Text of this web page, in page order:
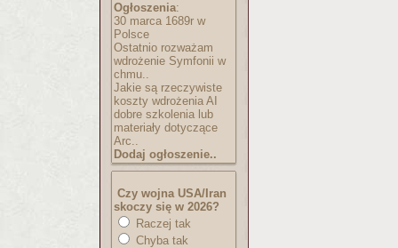
Ogłoszenia:
30 marca 1689r w
Polsce
Ostatnio rozważam
wdrożenie Symfonii w
chmu..
Jakie są rzeczywiste
koszty wdrożenia AI
dobre szkolenia lub
materiały dotyczące
Arc..
Dodaj ogłoszenie..
Czy wojna USA/Iran
skoczy się w 2026?
Raczej tak
Chyba tak